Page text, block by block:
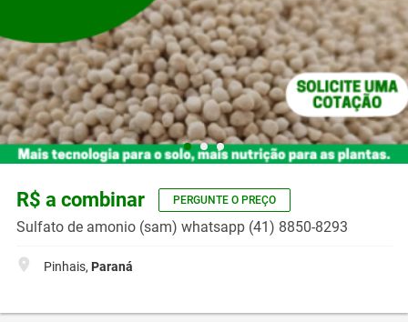
R$ a combinar PERGUNTE O PREÇO
Sulfato de amonio (sam) whatsapp (41) 8850-8293
Pinhais, Paraná